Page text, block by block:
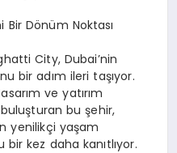
Bir Dönüm Noktası
City, Dubai’nin
bir adım ileri taşıyor.
ım ve yatırım
şturan buşehir,
yenilikçi yaşam
bir kez daha kanıtlıyor.